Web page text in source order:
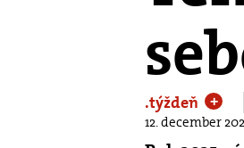
.týždeň +
12. december